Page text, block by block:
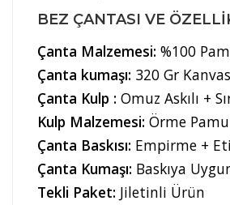
BEZ ÇANTASI VE
Çanta Malzemesi: %100
Çanta kumaşı: 320 Gr
Çanta Kulp : Omuz Askılı +
Kulp Malzemesi: Örme
Çanta Baskısı: Empirme +
Çanta Kumaşı: Baskıya
Tekli Paket: Jiletinli Ürün